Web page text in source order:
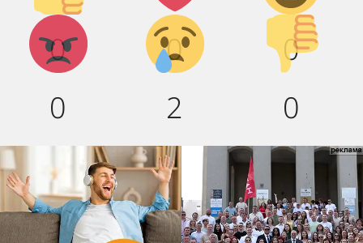
0 0 0
Агрессия!
0
Грусть :
(
2
Палец
вниз!
0